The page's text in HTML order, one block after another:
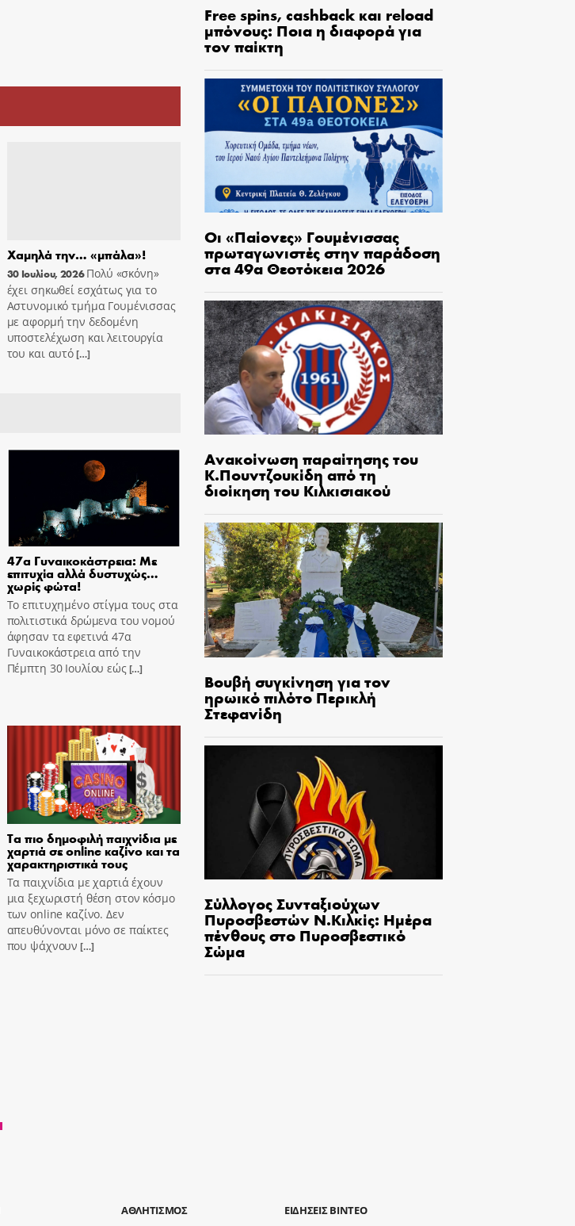
Χαμηλά την… «μπάλα»!
30 Ιουλίου, 2026Πολύ «σκόνη»
έχει σηκωθεί εσχάτως για το
Αστυνομικό τμήμα Γουμένισσας
με αφορμή την δεδομένη
υποστελέχωση και λειτουργία
του και αυτό[…]
47α Γυναικοκάστρεια: Με
επιτυχία αλλά δυστυχώς…
χωρίς φώτα!
Το επιτυχημένο στίγμα τους στα
πολιτιστικά δρώμενα του νομού
άφησαν τα εφετινά 47α
Γυναικοκάστρεια από την
Πέμπτη 30 Ιουλίου εώς[…]
Τα πιο δημοφιλή παιχνίδια με
χαρτιά σε online καζίνο και τα
χαρακτηριστικά τους
Τα παιχνίδια με χαρτιά έχουν
μια ξεχωριστή θέση στον κόσμο
των online καζίνο. Δεν
απευθύνονται μόνο σε παίκτες
που ψάχνουν […]
Free spins, cashback και reload
μπόνους: Ποια η διαφορά για
τον παίκτη
Οι «Παίονες» Γουμένισσας
πρωταγωνιστές στην παράδοση
στα 49α Θεοτόκεια 2026
Ανακοίνωση παραίτησης του
Κ.Πουντζουκίδη από τη
διοίκηση του Κιλκισιακού
Βουβή συγκίνηση για τον
ηρωικό πιλότο Περικλή
Στεφανίδη
Σύλλογος Συνταξιούχων
Πυροσβεστών Ν.Κιλκίς: Ημέρα
πένθους στο Πυροσβεστικό
Σώμα
ΑΘΛΗΤΙΣΜΟΣ
ΕΙΔΗΣΕΙΣ ΒΙΝΤΕΟ